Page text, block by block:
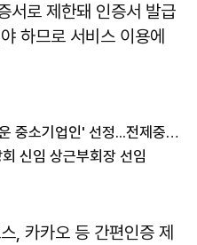
서로 제한돼 인증서 발급
하므로 서비스 이용에
중기중앙회, 2분기 '자랑스러운 중소기업인' 선정...전제중·황재윤
신임 상근부회장 선임
, 카카오 등 간편인증 제